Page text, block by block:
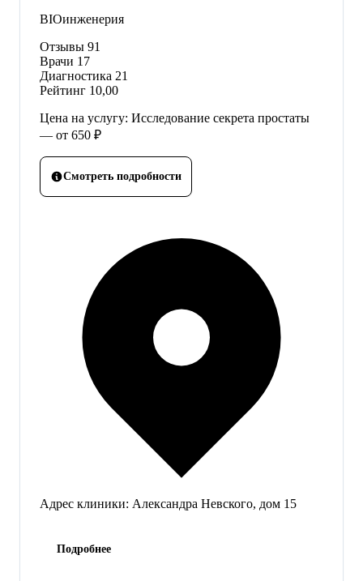
BIOинженерия
Отзывы 91
Врачи 17
Диагностика 21
Рейтинг 10,00
Цена на услугу: Исследование секрета простаты
— от 650 ₽
Смотреть подробности
Адрес клиники: Александра Невского, дом 15
Подробнее